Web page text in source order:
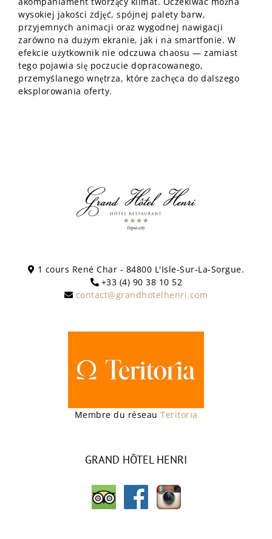
wysokiej jakości zdjęć, spójnej palety barw,
przyjemnych animacji oraz wygodnej nawigacji
zarówno na dużym ekranie, jak i na smartfonie. W
efekcie użytkownik nie odczuwa chaosu — zamiast
tego pojawia się poczucie dopracowanego,
przemyślanego wnętrza, które zachęca do dalszego
eksplorowania oferty.
1 cours René Char - 84800 L'Isle-Sur-La-Sorgue.
+33 (4) 90 38 10 52
contact@grandhotelhenri.com
Membre du réseau Teritoria
GRAND HÔTEL HENRI